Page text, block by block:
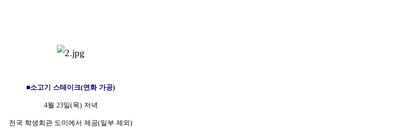
■소고기 스테이크(연화 가공)
4월 23일(목) 저녁
전국 학생회관 도미에서 제공(일부 제외)